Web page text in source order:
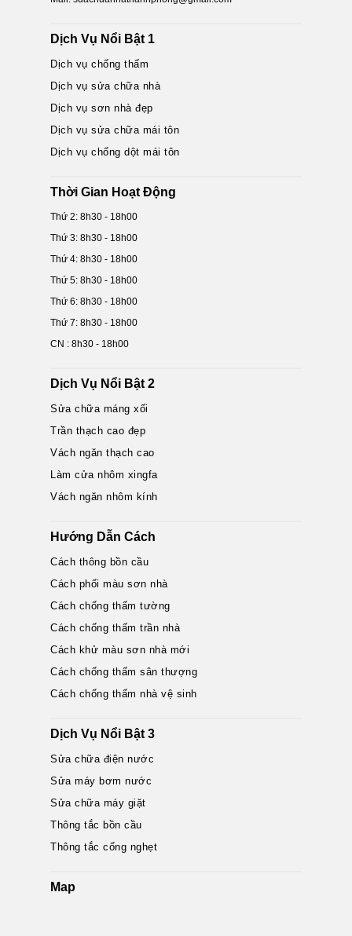
Dịch Vụ Nổi Bật 1
Dịch vụ chống thấm
Dịch vụ sửa chữa nhà
Dịch vụ sơn nhà đẹp
Dịch vụ sửa chữa mái tôn
Dịch vụ chống dột mái tôn
Thời Gian Hoạt Động
Thứ 2: 8h30 - 18h00
Thứ 3: 8h30 - 18h00
Thứ 4: 8h30 - 18h00
Thứ 5: 8h30 - 18h00
Thứ 6: 8h30 - 18h00
Thứ 7: 8h30 - 18h00
CN : 8h30 - 18h00
Dịch Vụ Nổi Bật 2
Sửa chữa máng xối
Trần thạch cao đẹp
Vách ngăn thạch cao
Làm cửa nhôm xingfa
Vách ngăn nhôm kính
Hướng Dẫn Cách
Cách thông bồn cầu
Cách phối màu sơn nhà
Cách chống thấm tường
Cách chống thấm trần nhà
Cách khử màu sơn nhà mới
Cách chống thấm sân thượng
Cách chống thấm nhà vệ sinh
Dịch Vụ Nổi Bật 3
Sửa chữa điện nước
Sửa máy bơm nước
Sửa chữa máy giặt
Thông tắc bồn cầu
Thông tắc cống nghẹt
Map